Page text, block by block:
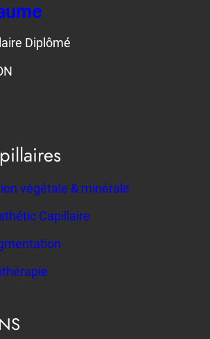
Diplômé
végétale & minérale
Capillaire